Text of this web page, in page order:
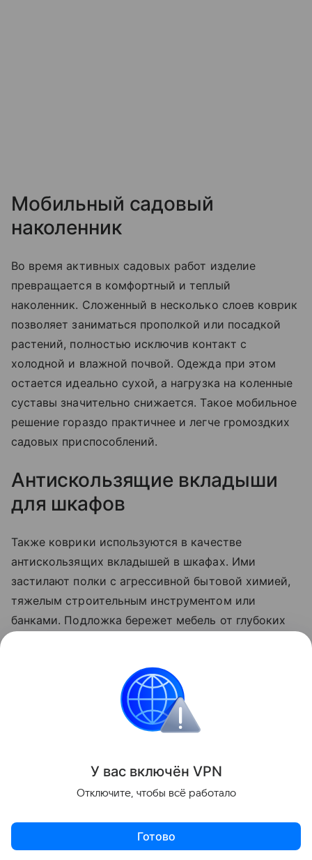
Мобильный садовый
наколенник
Во время активных садовых работ изделие
превращается в комфортный и теплый
наколенник. Сложенный в несколько слоев коврик
позволяет заниматься прополкой или посадкой
растений, полностью исключив контакт с
холодной и влажной почвой. Одежда при этом
остается идеально сухой, а нагрузка на коленные
суставы значительно снижается. Такое мобильное
решение гораздо практичнее и легче громоздких
садовых приспособлений.
Антискользящие вкладыши
для шкафов
Также коврики используются в качестве
антискользящих вкладышей в шкафах. Ими
застилают полки с агрессивной бытовой химией,
тяжелым строительным инструментом или
банками. Подложка бережет мебель от глубоких
помыть отдельно, чем тратить время на полную
очистку всей тумбы или шкафа.
Актуальное Топ дня Видео Приложение
У вас включён VPN
Отключите, чтобы всё работало
Готово